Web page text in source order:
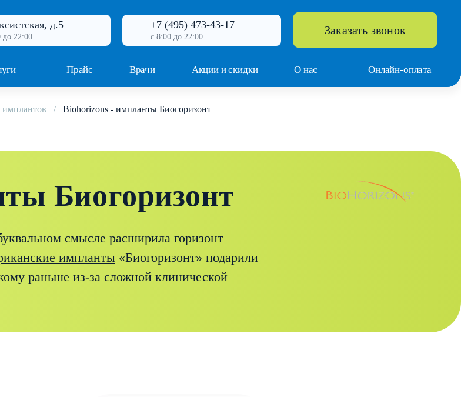
д.5
до 22:00
+7 (495) 473-43-17
с 8:00 до 22:00 Заказать звонок
Прайс Врачи Акции и скидки О нас Онлайн-оплата
Biohorizons - импланты Биогоризонт
Биогоризонт
смысле расширила горизонт
импланты «Биогоризонт» подарили
раньше из-за сложной клинической